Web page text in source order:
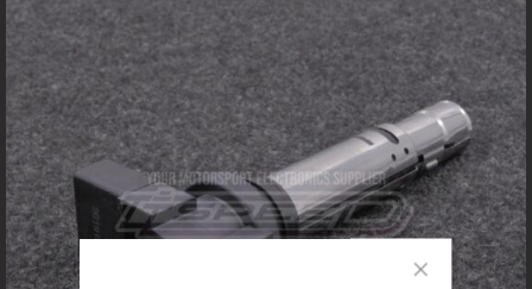
the
the
images
gallery